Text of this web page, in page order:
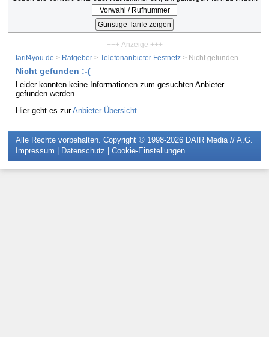
+++ Anzeige +++
tarif4you.de > Ratgeber > Telefonanbieter Festnetz > Nicht gefunden
Nicht gefunden :-(
Leider konnten keine Informationen zum gesuchten Anbieter
gefunden werden.
Hier geht es zurAnbieter-Übersicht
Alle Rechte vorbehalten. Copyright © 1998-2026 DAIR Media // A.G.
Impressum
Datenschutz Cookie-Einstellungen